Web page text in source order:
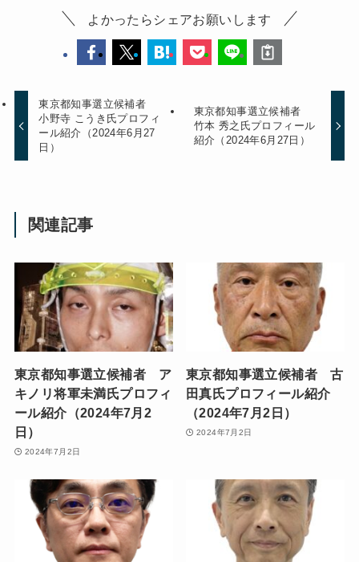
よかったらシェアお願いします
東京都知事選立候補者
小野寺 こうき氏プロフィ
ール紹介（2024年6月27
日）
東京都知事選立候補者
竹本 秀之氏プロフィール
紹介（2024年6月27日）
関連記事
東京都知事選立候補者 ア
キノリ将軍未満氏プロフィ
ール紹介（2024年7月2
日）
2024年7月2日
東京都知事選立候補者 古
田真氏プロフィール紹介
（2024年7月2日）
2024年7月2日